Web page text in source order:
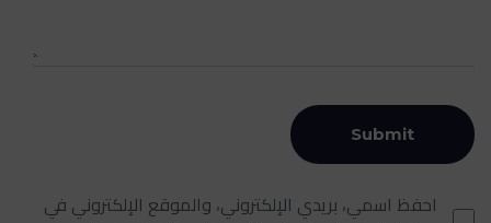
احفظ اسمي، بريدي الإلكتروني، والموقع الإلكتروني في